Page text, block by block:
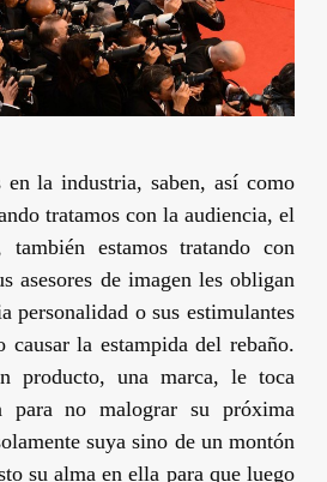
en la industria, saben, así como
tratamos con la audiencia, el
estamos tratando con
asesores de imagen les obligan
personalidad o sus estimulantes
causar la estampida del rebaño.
producto, una marca, le toca
para no malograr su próxima
suya sino de un montón
su alma en ella para que luego